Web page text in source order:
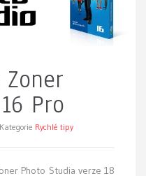
Pro
Rychlé tipy
Photo Studia verze 18